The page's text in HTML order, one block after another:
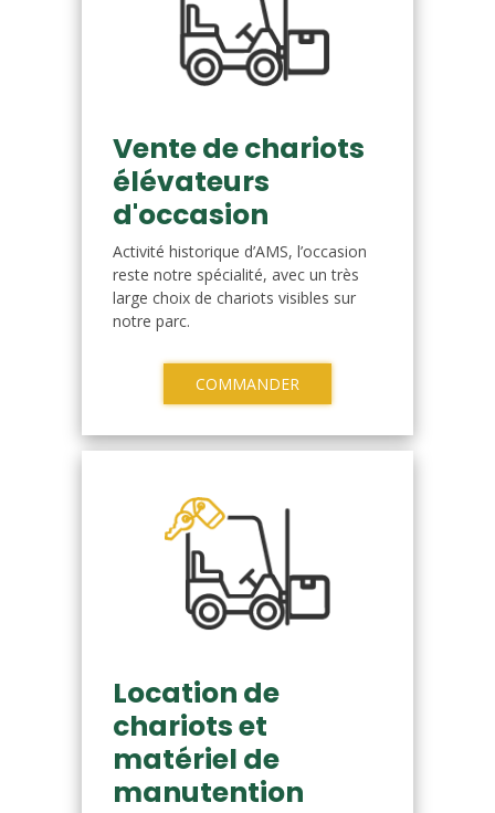
Vente de chariots
élévateurs
d'occasion
Activité historique d’AMS, l’occasion
reste notre spécialité, avec un très
large choix de chariots visibles sur
notre parc.
COMMANDER
Location de
chariots et
matériel de
manutention